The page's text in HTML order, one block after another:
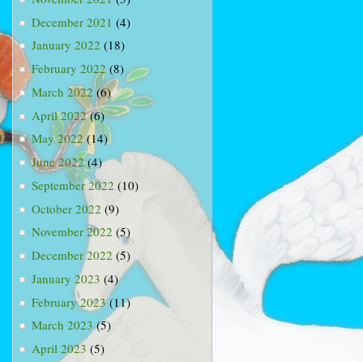
December 2021 (4)
January 2022 (18)
February 2022 (8)
March 2022(6)
April 2022(6)
May 2022(14)
June 2022(4)
September 2022 (10)
October 2022 (9)
November 2022 (5)
December 2022 (5)
January 2023 (4)
February 2023(11)
March 2023(5)
April 2023 (5)